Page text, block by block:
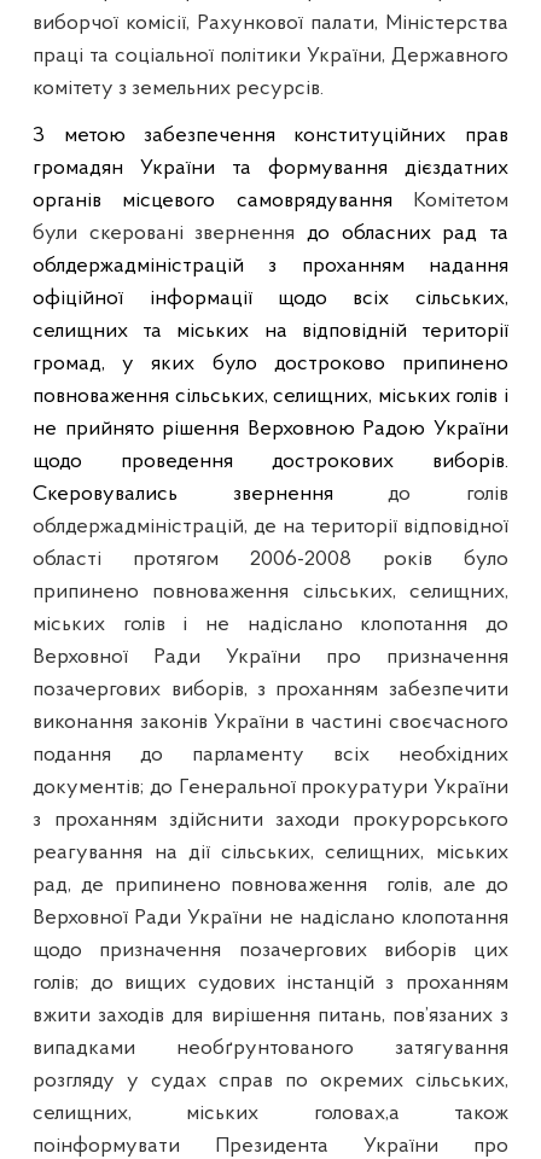
виборчої комісії, Рахункової палати, Міністерства
праці та соціальної політики України, Державного
комітету з земельних ресурсів.
З метою забезпечення конституційних прав
громадян України та формування дієздатних
органів місцевого самоврядування
Комітетом
були скеровані звернення до обласних рад та
облдержадміністрацій з проханням надання
офіційної інформації щодо всіх сільських,
селищних та міських на відповідній території
громад, у яких було достроково припинено
повноваження сільських, селищних, міських голів і
не прийнято рішення Верховною Радою України
щодо проведення дострокових виборів.
Скеровувались зверненнядо голів
облдержадміністрацій, де на території відповідної
області протягом 2006-2008 років було
припинено повноваження сільських, селищних,
міських голів і не надіслано клопотання до
Верховної Ради України про призначення
позачергових виборів, з проханням забезпечити
виконання законів України в частині своєчасного
подання до парламенту всіх необхідних
документів; до Генеральної прокуратури України
з проханням здійснити заходи прокурорського
реагування на дії сільських, селищних, міських
рад, де припинено повноваження
голів, але до
Верховної Ради України не надіслано клопотання
щодо призначення позачергових виборів цих
голів; до вищих судових інстанцій з проханням
вжити заходів для вирішення питань, пов’язаних з
випадками необґрунтованого затягування
розгляду у судах справ по окремих сільських,
селищних, міських головах,а також
поінформувати Президента України про